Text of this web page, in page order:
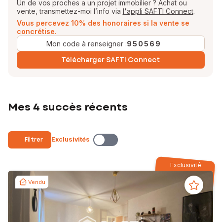
Un de vos proches a un projet immobilier ? Achat ou
vente, transmettez-moi l’info via l'appli SAFTI Connect.
Vous percevez 10% des honoraires si la vente se
concrétise.
Mon code à renseigner :950569
Télécharger SAFTI Connect
Mes 4 succès récents
Filtrer Exclusivités
Exclusivité
Vendu